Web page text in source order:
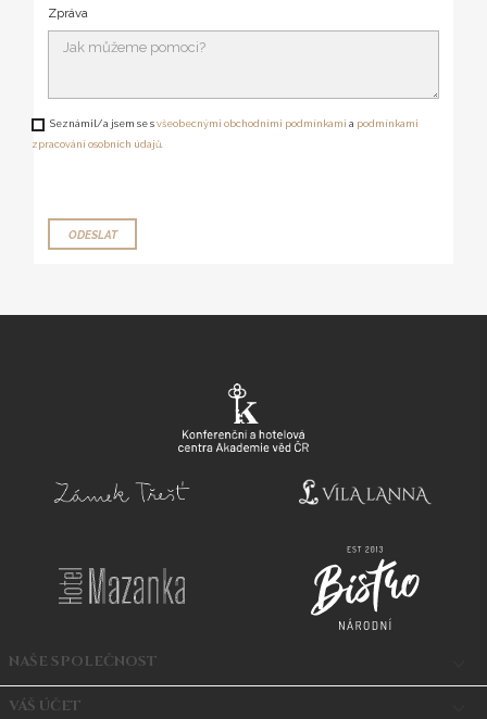
Zpráva
Seznámil/a jsem se svšeobecnými obchodními podmínkami a podmínkami
zpracování osobních údajů.
NAŠE SPOLEČNOST
VÁŠ ÚČET